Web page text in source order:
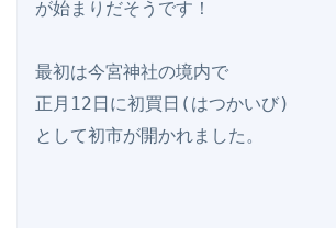
が始まりだそうです！
最初は今宮神社の境内で
正月12日に初買日(はつかいび)
として初市が開かれました。